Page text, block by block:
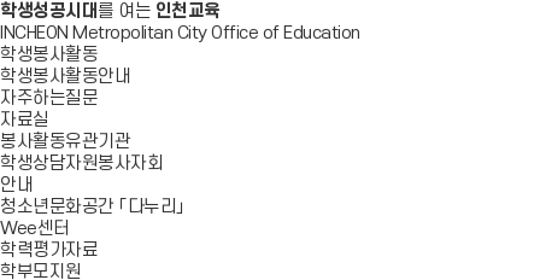
학생성공시대 를 여는 인천교육
INCHEON Metropolitan City Office of Education
학생봉사활동
학생봉사활동안내
자주하는질문
자료실
봉사활동유관기관
학생상담자원봉사자회
안내
청소년문화공간 「다누리」
Wee센터
학력평가자료
학부모지원